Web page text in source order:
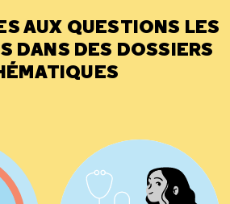
AUX QUESTIONS LES
DANS DES DOSSIERS